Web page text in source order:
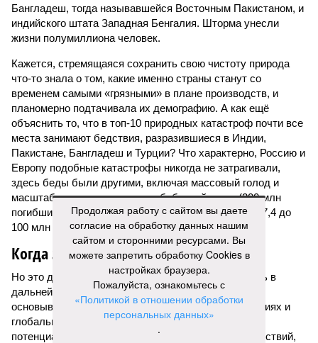
Бангладеш, тогда называвшейся Восточным Пакистаном, и
индийского штата Западная Бенгалия. Шторма унесли
жизни полумиллиона человек.
Кажется, стремящаяся сохранить свою чистоту природа
что-то знала о том, какие именно страны станут со
временем самыми «грязными» в плане производств, и
планомерно подтачивала их демографию. А как ещё
объяснить то, что в топ-10 природных катастроф почти все
места занимают бедствия, разразившиеся в Индии,
Пакистане, Бангладеш и Турции? Что характерно, Россию и
Европу подобные катастрофы никогда не затрагивали,
здесь беды были другими, включая массовый голод и
масштабные эпидемии вроде бубонной чумы (200 млн
погибших) или «испанки» (по разным оценкам, от 17,4 до
100 млн погибших во всём мире).
Когда земля – дыбом
Но это дела давно минувших дней. А что нам ждать в
дальнейшем? Авторы энциклопедии A-Z Animals,
основываясь на современных научных исследованиях и
глобальных тенденциях, составили свой список
потенциально самых смертоносных стихийных бедствий,
Продолжая работу с сайтом вы даете
согласие на обработку данных нашим
сайтом и сторонними ресурсами. Вы
можете запретить обработку Cookies в
настройках браузера.
Пожалуйста, ознакомьтесь с
«Политикой в отношении обработки
персональных данных»
.